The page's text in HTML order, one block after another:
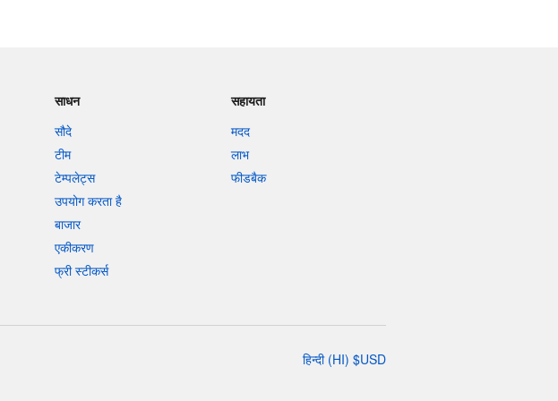
साधन
सौदे
टीम
टेम्पलेट्स
उपयोग करता है
बाजार
एकीकरण
फ्री स्टीकर्स
सहायता
मदद
लाभ
फीडबैक
हिन्दी(HI) $USD